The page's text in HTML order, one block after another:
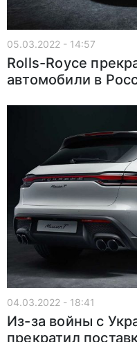
05.03.2022 - 14:57
Rolls-Royce
автомобили в
04.03.2022 - 18:41
Из-за войны с
прекратил